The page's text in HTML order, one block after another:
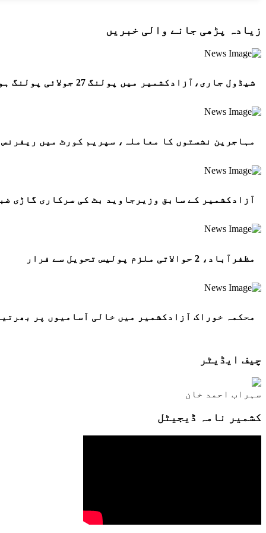
زیادہ پڑھی جانے والی خبریں
شیڈول جاری،آزادکشمیر میں پولنگ 27 جولائی پولنگ ہو گی
مہاجرین نشستوں کا معاملہ، سپریم کورٹ میں ریفرنس
آزادکشمیر کے سابق وزیرجاوید بٹ کی سرکاری گاڑی
مظفرآباد، 2 حوالاتی ملزم پولیس تحویل سے فرار
محکمہ خوراک آزادکشمیر میں خالی آسامیوں پر
چیف ایڈیٹر
سہراب احمد خان
کشمیر نامہ ڈیجیٹل